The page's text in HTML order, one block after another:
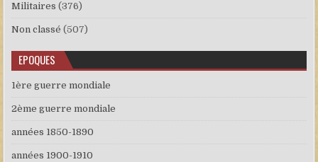
Militaires (376)
Non classé (507)
EPOQUES
1ère guerre mondiale
2ème guerre mondiale
années 1850-1890
années 1900-1910